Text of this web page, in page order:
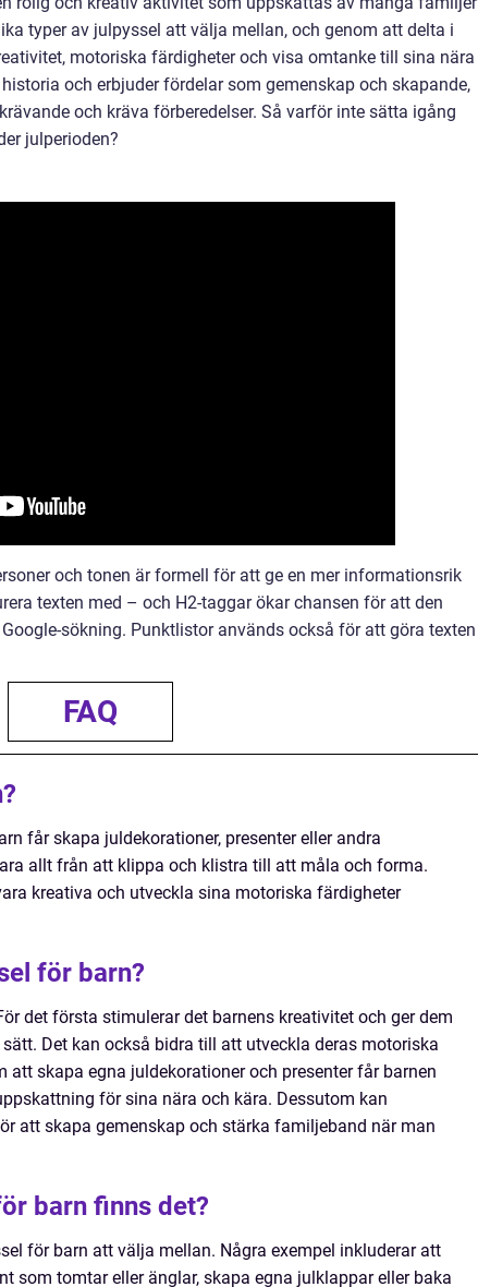
typer av julpyssel att välja mellan, och genom att delta i
motoriska färdigheter och visa omtanke till sina nära
och erbjuder fördelar som gemenskap och skapande,
och kräva förberedelser. Så varför inte sätta igång
julperioden?
och tonen är formell för att ge en mer informationsrik
texten med – och H2-taggar ökar chansen för att den
sökning. Punktlistor används också för att göra texten
FAQ
får skapa juldekorationer, presenter eller andra
allt från att klippa och klistra till att måla och forma.
kreativa och utveckla sina motoriska färdigheter
för barn?
det första stimulerar det barnens kreativitet och ger dem
Det kan också bidra till att utveckla deras motoriska
att skapa egna juldekorationer och presenter får barnen
för sina nära och kära. Dessutom kan
att skapa gemenskap och stärka familjeband när man
barn finns det?
för barn att välja mellan. Några exempel inkluderar att
som tomtar eller änglar, skapa egna julklappar eller baka